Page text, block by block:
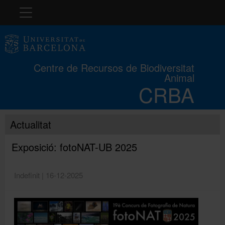
Navegació
Centre de Recursos de Biodiversitat
Animal
CRBA
Cursos
Exposicions
Actualitat
Exposició: fotoNAT-UB 2025
Indefinit | 16-12-2025